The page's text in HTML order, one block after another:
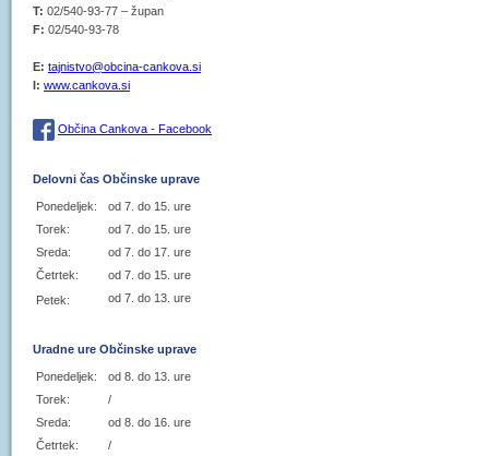
T: 02/540-93-77 – župan
F: 02/540-93-78
E: tajnistvo@obcina-cankova.si
I: www.cankova.si
Občina Cankova - Facebook
Delovni čas Občinske uprave
Ponedeljek:
od 7. do 15. ure
Torek:
od 7. do 15. ure
Sreda:
od 7. do 17. ure
Četrtek:
od 7. do 15. ure
Petek:
od 7. do 13. ure
Uradne ure Občinske uprave
Ponedeljek:
od 8. do 13. ure
Torek:
/
Sreda:
od 8. do 16. ure
Četrtek:
/